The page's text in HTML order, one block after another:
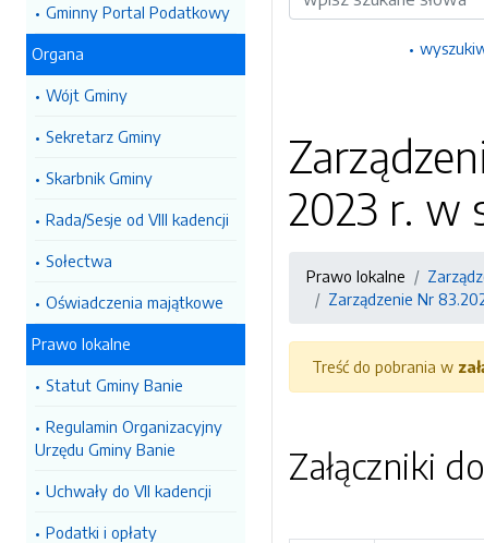
Gminny Portal Podatkowy
Organa
Wójt Gminy
Sekretarz Gminy
Skarbnik Gminy
Rada/Sesje od VIII kadencji
Sołectwa
Oświadczenia majątkowe
Prawo lokalne
Statut Gminy Banie
Regulamin Organizacyjny
Urzędu Gminy Banie
Uchwały do VII kadencji
Podatki i opłaty
2023 r. w
Prawo lokalne
Zarządzenie Nr
Treść do pobrania w
Załączniki